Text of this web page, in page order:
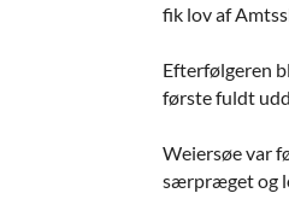
fik lov af
Efterfølgeren
første fuldt
Weiersøe var
særpræget og